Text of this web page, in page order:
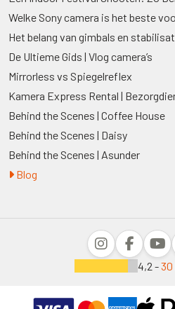
Welke Sony camera is het beste
Het belang van gimbals en
De Ultieme Gids | Vlog camera’s
Mirrorless vs Spiegelreflex
Kamera Express Rental |
Behind the Scenes | Coffee House
Behind the Scenes | Daisy
Behind the Scenes | Asunder
Blog
4,2 -30